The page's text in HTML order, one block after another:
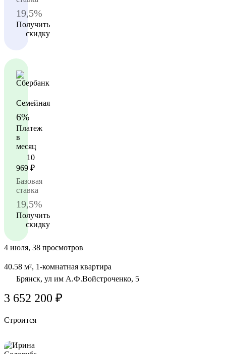
19,5%
Получить
скидку
Семейная
6%
Платеж
в
месяц
10
969 ₽
Базовая
ставка
19,5%
Получить
скидку
4 июля, 38 просмотров
40.58 м², 1-комнатная квартира
Брянск, ул им А.Ф.Войстроченко, 5
3 652 200 ₽
Строится